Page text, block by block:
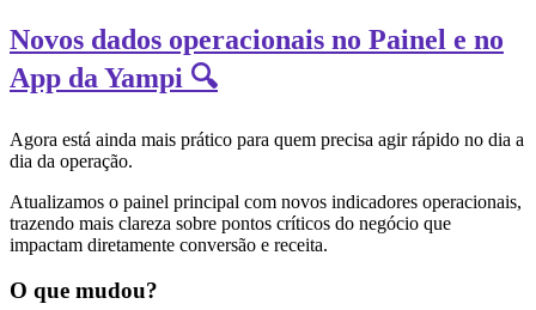
Novos dados operacionais no Painel e no
App da Yampi 🔍
Agora está ainda mais prático para quem precisa agir rápido no dia a
dia da operação.
Atualizamos o painel principal com novos indicadores operacionais,
trazendo mais clareza sobre pontos críticos do negócio que
impactam diretamente conversão e receita.
O que mudou?